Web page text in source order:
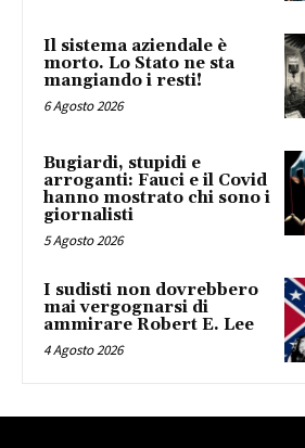
Il sistema aziendale è
morto. Lo Stato ne sta
mangiando i resti!
6 Agosto 2026
Bugiardi, stupidi e
arroganti: Fauci e il Covid
hanno mostrato chi sono i
giornalisti
5 Agosto 2026
I sudisti non dovrebbero
mai vergognarsi di
ammirare Robert E. Lee
4 Agosto 2026